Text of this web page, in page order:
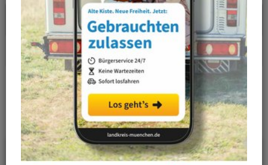
Plugins
News-Liste
News-Detail
Jahresauswahl
2025